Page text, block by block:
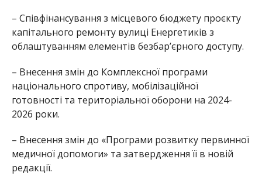
– Співфінансування з місцевого бюджету проєкту
капітального ремонту вулиці Енергетиків з
облаштуванням елементів безбар’єрного доступу.
– Внесення змін до Комплексної програми
національного спротиву, мобілізаційної
готовності та територіальної оборони на 2024-
2026 роки.
– Внесення змін до «Програми розвитку первинної
медичної допомоги» та затвердження її в новій
редакції.